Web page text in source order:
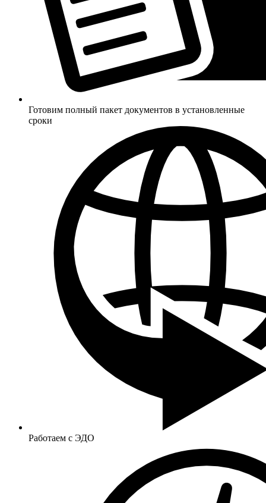
Готовим полный пакет документов в установленные
сроки
Работаем с ЭДО